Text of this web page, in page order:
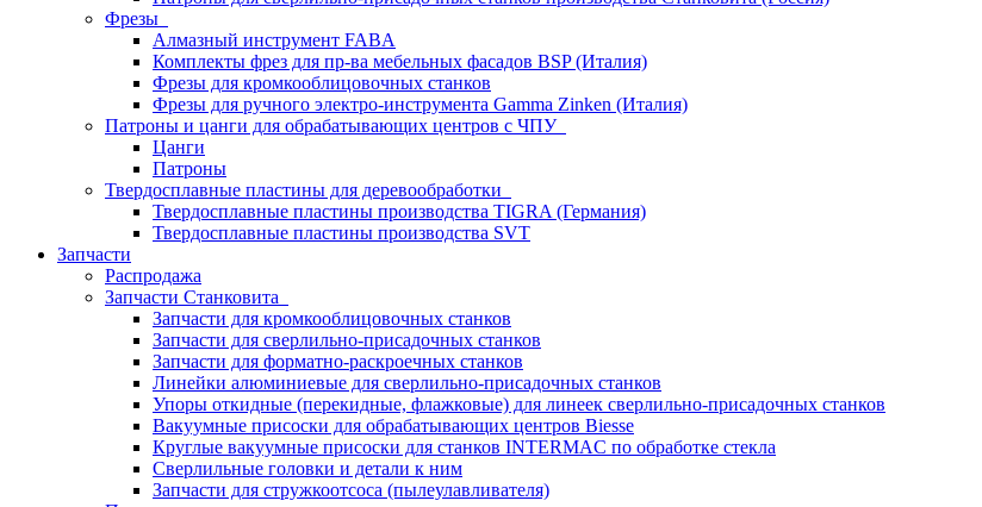
Фрезы
Алмазный инструмент FABA
Комплекты фрез для пр-ва мебельных фасадов BSP (Италия)
Фрезы для кромкооблицовочных станков
Фрезы для ручного электро-инструмента Gamma Zinken (Италия)
Патроны и цанги для обрабатывающих центров с ЧПУ
Цанги
Патроны
Твердосплавные пластины для деревообработки
Твердосплавные пластины производства TIGRA (Германия)
Твердосплавные пластины производства SVT
Запчасти
Распродажа
Запчасти Станковита
Запчасти для кромкооблицовочных станков
Запчасти для сверлильно-присадочных станков
Запчасти для форматно-раскроечных станков
Линейки алюминиевые для сверлильно-присадочных станков
Упоры откидные (перекидные, флажковые) для линеек сверлильно-присадочных станков
Вакуумные присоски для обрабатывающих центров Biesse
Круглые вакуумные присоски для станков INTERMAC по обработке стекла
Сверлильные головки и детали к ним
Запчасти для стружкоотсоса (пылеулавливателя)